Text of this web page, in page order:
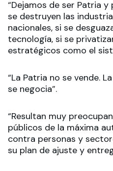
“Dejamos de ser Patria
se destruyen las
nacionales, si se
tecnología, si se
estratégicos como el
“La Patria no se vende.
se negocia”.
“Resultan muy
públicos de la máxima
contra personas y
su plan de ajuste y